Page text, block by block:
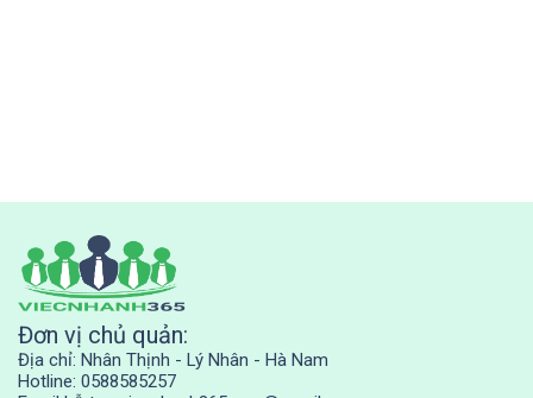
Đơn vị chủ quản:
Địa chỉ: Nhân Thịnh - Lý Nhân - Hà Nam
Hotline: 0588585257